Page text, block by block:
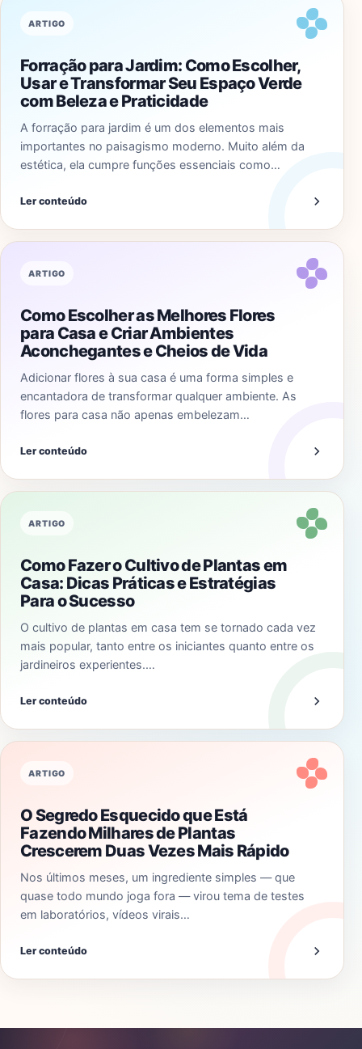
ARTIGO
Forração para Jardim: Como Escolher,
Usar e Transformar Seu Espaço Verde
com Beleza e Praticidade
A forração para jardim é um dos elementos mais
importantes no paisagismo moderno. Muito além da
estética, ela cumpre funções essenciais como…
Ler conteúdo
ARTIGO
Como Escolher as Melhores Flores
para Casa e Criar Ambientes
Aconchegantes e Cheios de Vida
Adicionar flores à sua casa é uma forma simples e
encantadora de transformar qualquer ambiente. As
flores para casa não apenas embelezam…
Ler conteúdo
ARTIGO
Como Fazer o Cultivo de Plantas em
Casa: Dicas Práticas e Estratégias
Para o Sucesso
O cultivo de plantas em casa tem se tornado cada vez
mais popular, tanto entre os iniciantes quanto entre os
jardineiros experientes.…
Ler conteúdo
ARTIGO
O Segredo Esquecido que Está
Fazendo Milhares de Plantas
Crescerem Duas Vezes Mais Rápido
Nos últimos meses, um ingrediente simples — que
quase todo mundo joga fora — virou tema de testes
em laboratórios, vídeos virais…
Ler conteúdo